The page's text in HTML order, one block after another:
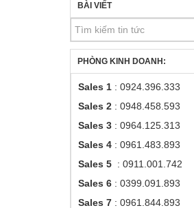
BÀI VIẾT
PHÒNG KINH DOANH:
Sales 1 : 0924.396.333
Sales 2 : 0948.458.593
Sales 3 : 0964.125.313
Sales 4 : 0961.483.893
Sales 5 : 0911.001.742
Sales 6 : 0399.091.893
Sales 7 : 0961.844.893